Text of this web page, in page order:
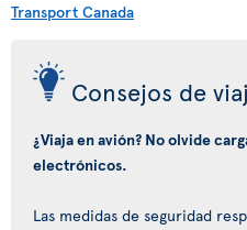
Transport Canada
Consejos de
¿Viaja en avión? No olvide
electrónicos.
Las medidas de seguridad